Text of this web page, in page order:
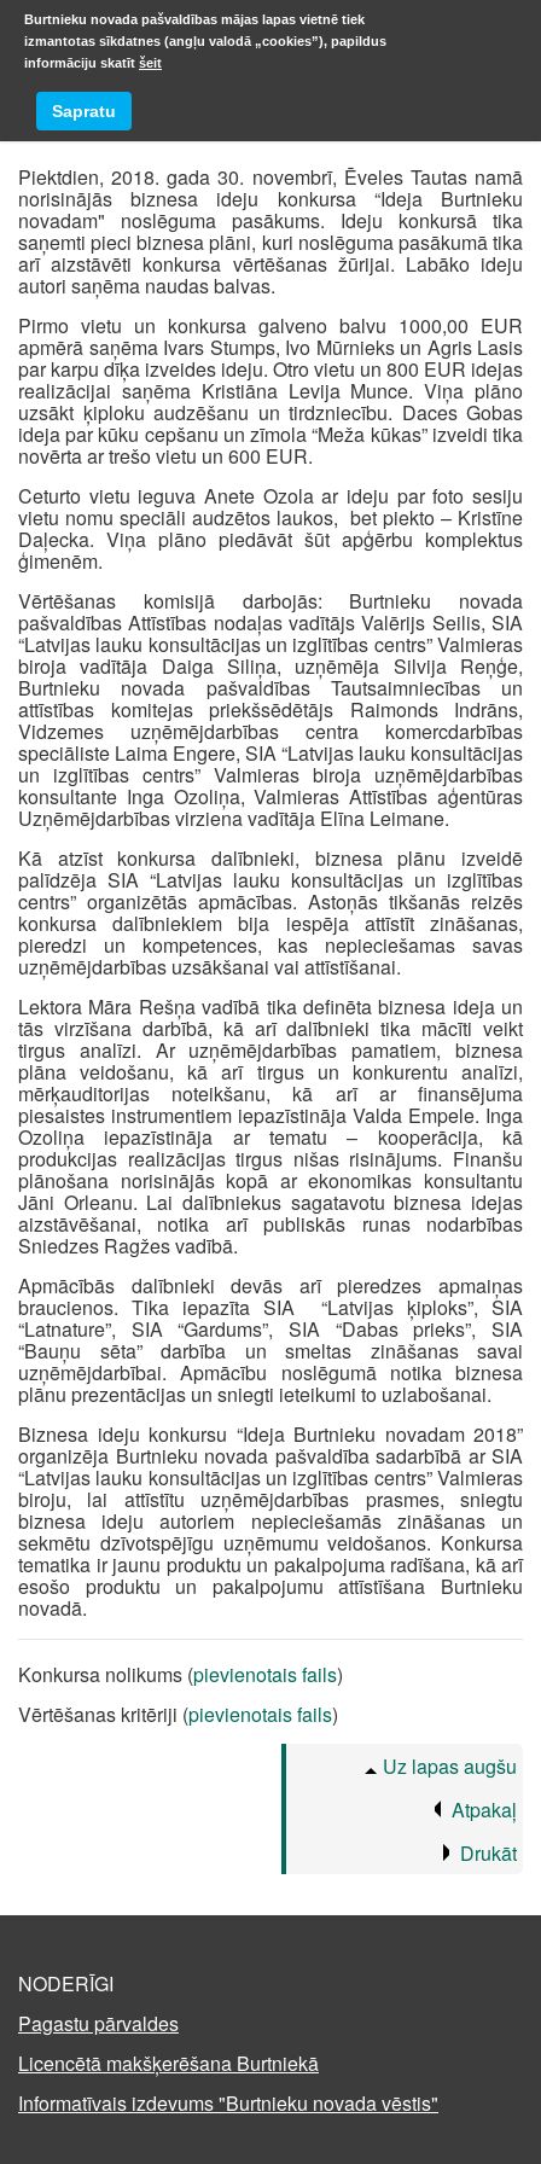
2018
Piektdien, 2018. gada 30. novembrī, Ēveles Tautas namā
norisinājās biznesa ideju konkursa “Ideja Burtnieku
novadam" noslēguma pasākums. Ideju konkursā tika
saņemti pieci biznesa plāni, kuri noslēguma pasākumā tika
arī aizstāvēti konkursa vērtēšanas žūrijai. Labāko ideju
autori saņēma naudas balvas.
Pirmo vietu un konkursa galveno balvu 1000,00 EUR
apmērā saņēma Ivars Stumps, Ivo Mūrnieks un Agris Lasis
par karpu dīķa izveides ideju. Otro vietu un 800 EUR idejas
realizācijai saņēma Kristiāna Levija Munce. Viņa plāno
uzsākt ķiploku audzēšanu un tirdzniecību. Daces Gobas
ideja par kūku cepšanu un zīmola “Meža kūkas” izveidi tika
novērta ar trešo vietu un 600 EUR.
Ceturto vietu ieguva Anete Ozola ar ideju par foto sesiju
vietu nomu speciāli audzētos laukos, bet piekto – Kristīne
Daļecka. Viņa plāno piedāvāt šūt apģērbu komplektus
ģimenēm.
Vērtēšanas komisijā darbojās: Burtnieku novada
pašvaldības Attīstības nodaļas vadītājs Valērijs Seilis, SIA
“Latvijas lauku konsultācijas un izglītības centrs” Valmieras
biroja vadītāja Daiga Siliņa, uzņēmēja Silvija Reņģe,
Burtnieku novada pašvaldības Tautsaimniecības un
attīstības komitejas priekšsēdētājs Raimonds Indrāns,
Vidzemes uzņēmējdarbības centra komercdarbības
speciāliste Laima Engere, SIA “Latvijas lauku konsultācijas
un izglītības centrs” Valmieras biroja uzņēmējdarbības
konsultante Inga Ozoliņa, Valmieras Attīstības aģentūras
Uzņēmējdarbības virziena vadītāja Elīna Leimane.
Kā atzīst konkursa dalībnieki, biznesa plānu izveidē
palīdzēja SIA “Latvijas lauku konsultācijas un izglītības
centrs” organizētās apmācības. Astoņās tikšanās reizēs
konkursa dalībniekiem bija iespēja attīstīt zināšanas,
pieredzi un kompetences, kas nepieciešamas savas
uzņēmējdarbības uzsākšanai vai attīstīšanai.
Lektora Māra Rešņa vadībā tika definēta biznesa ideja un
tās virzīšana darbībā, kā arī dalībnieki tika mācīti veikt
tirgus analīzi. Ar uzņēmējdarbības pamatiem, biznesa
plāna veidošanu, kā arī tirgus un konkurentu analīzi,
mērķauditorijas noteikšanu, kā arī ar finansējuma
piesaistes instrumentiem iepazīstināja Valda Empele. Inga
Ozoliņa iepazīstināja ar tematu – kooperācija, kā
produkcijas realizācijas tirgus nišas risinājums. Finanšu
plānošana norisinājās kopā ar ekonomikas konsultantu
Jāni Orleanu. Lai dalībniekus sagatavotu biznesa idejas
aizstāvēšanai, notika arī publiskās runas nodarbības
Sniedzes Ragžes vadībā.
Apmācībās dalībnieki devās arī pieredzes apmaiņas
braucienos. Tika iepazīta SIA “Latvijas ķiploks”, SIA
“Latnature”, SIA “Gardums”, SIA “Dabas prieks”, SIA
“Bauņu sēta” darbība un smeltas zināšanas savai
uzņēmējdarbībai. Apmācību noslēgumā notika biznesa
plānu prezentācijas un sniegti ieteikumi to uzlabošanai.
Biznesa ideju konkursu “Ideja Burtnieku novadam 2018”
organizēja Burtnieku novada pašvaldība sadarbībā ar SIA
“Latvijas lauku konsultācijas un izglītības centrs” Valmieras
biroju, lai attīstītu uzņēmējdarbības prasmes, sniegtu
biznesa ideju autoriem nepieciešamās zināšanas un
sekmētu dzīvotspējīgu uzņēmumu veidošanos. Konkursa
tematika ir jaunu produktu un pakalpojuma radīšana, kā arī
esošo produktu un pakalpojumu attīstīšana Burtnieku
novadā.
Konkursa nolikums (pievienotais fails)
Vērtēšanas kritēriji (pievienotais fails)
Uz lapas augšu
Atpakaļ
Drukāt
NODERĪGI
Pagastu pārvaldes
Licencētā makšķerēšana Burtniekā
Informatīvais izdevums "Burtnieku novada vēstis"
Burtnieku novada pašvaldības mājas lapas vietnē tiek
izmantotas sīkdatnes (angļu valodā „cookies”), papildus
informāciju skatīt šeit
Sapratu